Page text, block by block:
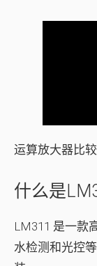
运算放大器比
什么是
LM311 是一款
水检测和光控